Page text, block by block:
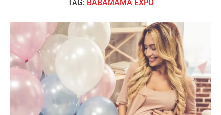
TAG: BABAMAMA EXPO